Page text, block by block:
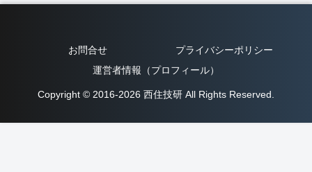
お問合せ
プライバシーポリシー
運営者情報（プロフィール）
Copyright © 2016-2026 西住技研 All Rights Reserved.